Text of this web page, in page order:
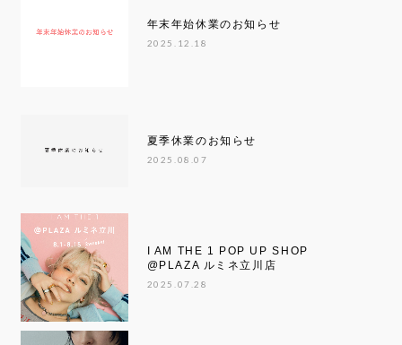
年末年始休業のお知らせ
2025.12.18
夏季休業のお知らせ
2025.08.07
I AM THE 1 POP UP SHOP
@PLAZA ルミネ立川店
2025.07.28